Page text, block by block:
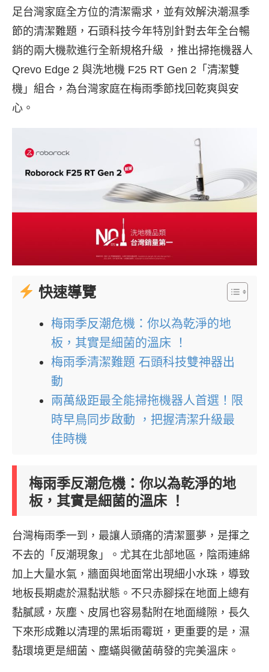
足台灣家庭全方位的清潔需求，並有效解決潮濕季
節的清潔難題，石頭科技今年特別針對去年全台暢
銷的兩大機款進行全新規格升級 ，推出掃拖機器人
Qrevo Edge 2 與洗地機 F25 RT Gen 2「清潔雙
機」組合，為台灣家庭在梅雨季節找回乾爽與安
心。
快速導覽
梅雨季反潮危機：你以為乾淨的地
板，其實是細菌的溫床 ！
梅雨季清潔難題 石頭科技雙神器出
動
兩萬級距最全能掃拖機器人首選！限
時早鳥同步啟動 ，把握清潔升級最
佳時機
梅雨季反潮危機：你以為乾淨的地
板，其實是細菌的溫床 ！
台灣梅雨季一到，最讓人頭痛的清潔噩夢，是揮之
不去的「反潮現象」。尤其在北部地區，陰雨連綿
加上大量水氣，牆面與地面常出現細小水珠，導致
地板長期處於濕黏狀態。不只赤腳採在地面上總有
黏膩感，灰塵、皮屑也容易黏附在地面縫隙，長久
下來形成難以清理的黑垢雨霉斑，更重要的是，濕
黏環境更是細菌、塵蟎與黴菌萌發的完美溫床。